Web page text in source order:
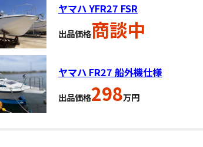
ヤマハ YFR27 FSR
出品価格商談中
ヤマハ FR27 船外機仕様
出品価格298万円